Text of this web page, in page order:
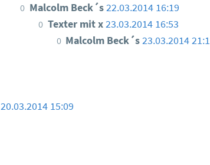
0 Malcolm Beck´s22.03.2014 16:19
0 Texter mit x23.03.2014 16:53
0 Malcolm Beck´s23.03.2014
20.03.2014 15:09